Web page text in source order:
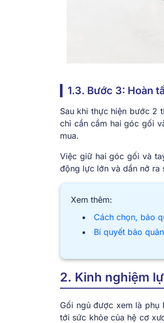
1.3. Bước 3: Hoàn
Sau khi thực hiện bước 2
chỉ cần cầm hai góc gối
mua.
Việc giữ hai góc gối và
động lực lớn và dần nở ra
Xem thêm:
Cách chọn, bảo
Bí quyết bảo
2. Kinh nghiệm
Gối ngủ được xem là
tới sức khỏe của hệ cơ